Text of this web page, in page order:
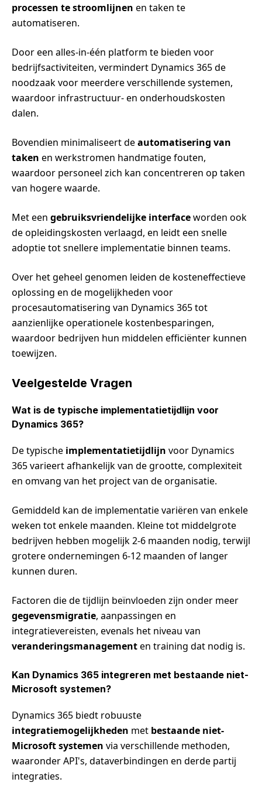
processen te stroomlijnen en taken te
automatiseren.
Door een alles-in-één platform te bieden voor
bedrijfsactiviteiten, vermindert Dynamics 365 de
noodzaak voor meerdere verschillende systemen,
waardoor infrastructuur- en onderhoudskosten
dalen.
Bovendien minimaliseert deautomatisering van
taken en werkstromen handmatige fouten,
waardoor personeel zich kan concentreren op taken
van hogere waarde.
Met een gebruiksvriendelijke interfaceworden ook
de opleidingskosten verlaagd, en leidt een snelle
adoptie tot snellere implementatie binnen teams.
Over het geheel genomen leiden de kosteneffectieve
oplossing en de mogelijkheden voor
procesautomatisering van Dynamics 365 tot
aanzienlijke operationele kostenbesparingen,
waardoor bedrijven hun middelen efficiënter kunnen
toewijzen.
Veelgestelde Vragen
Wat is de typische implementatietijdlijn voor
Dynamics 365?
De typische implementatietijdlijn voor Dynamics
365 varieert afhankelijk van de grootte, complexiteit
en omvang van het project van de organisatie.
Gemiddeld kan de implementatie variëren van enkele
weken tot enkele maanden. Kleine tot middelgrote
bedrijven hebben mogelijk 2-6 maanden nodig, terwijl
grotere ondernemingen 6-12 maanden of langer
kunnen duren.
Factoren die de tijdlijn beïnvloeden zijn onder meer
gegevensmigratie, aanpassingen en
integratievereisten, evenals het niveau van
veranderingsmanagementen training dat nodig is.
Kan Dynamics 365 integreren met bestaande niet-
Microsoft systemen?
Dynamics 365 biedt robuuste
integratiemogelijkheden met bestaande niet-
Microsoft systemen via verschillende methoden,
waaronder API's, dataverbindingen en derde partij
integraties.